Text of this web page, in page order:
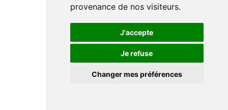
provenance de nos visiteurs.
J'accepte
Je refuse
Changer mes préférences